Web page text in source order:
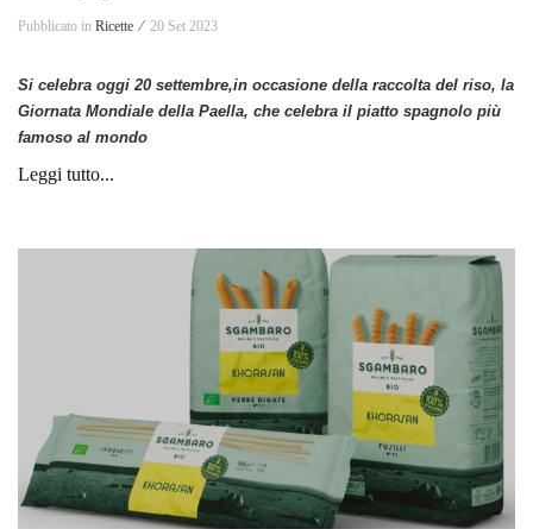
Pubblicato in Ricette ⁄ 20 Set 2023
Si celebra oggi 20 settembre,in occasione della raccolta del riso, la
Giornata Mondiale della Paella, che celebra il piatto spagnolo più
famoso al mondo
Leggi tutto...